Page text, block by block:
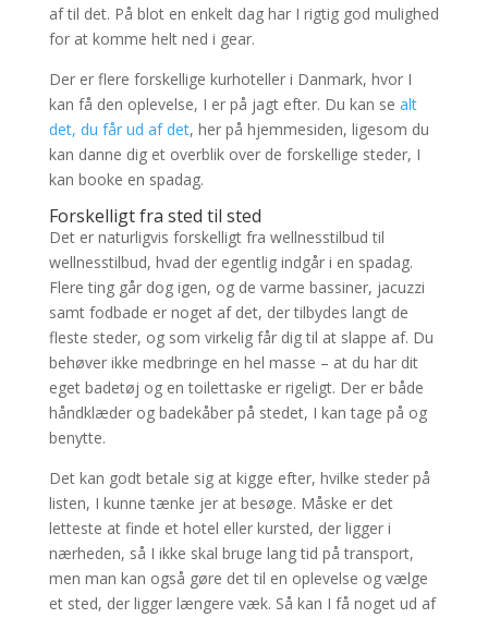
af til det. På blot en enkelt dag har I rigtig god mulighed
for at komme helt ned i gear.
Der er flere forskellige kurhoteller i Danmark, hvor I
kan få den oplevelse, I er på jagt efter. Du kan se alt
det, du får ud af det, her på hjemmesiden, ligesom du
kan danne dig et overblik over de forskellige steder, I
kan booke en spadag.
Forskelligt fra sted til sted
Det er naturligvis forskelligt fra wellnesstilbud til
wellnesstilbud, hvad der egentlig indgår i en spadag.
Flere ting går dog igen, og de varme bassiner, jacuzzi
samt fodbade er noget af det, der tilbydes langt de
fleste steder, og som virkelig får dig til at slappe af. Du
behøver ikke medbringe en hel masse – at du har dit
eget badetøj og en toilettaske er rigeligt. Der er både
håndklæder og badekåber på stedet, I kan tage på og
benytte.
Det kan godt betale sig at kigge efter, hvilke steder på
listen, I kunne tænke jer at besøge. Måske er det
letteste at finde et hotel eller kursted, der ligger i
nærheden, så I ikke skal bruge lang tid på transport,
men man kan også gøre det til en oplevelse og vælge
et sted, der ligger længere væk. Så kan I få noget ud af